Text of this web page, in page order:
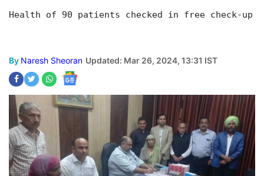
Health of 90 patients checked in free check-up
By Naresh Sheoran Updated: Mar 26, 2024, 13:31 IST